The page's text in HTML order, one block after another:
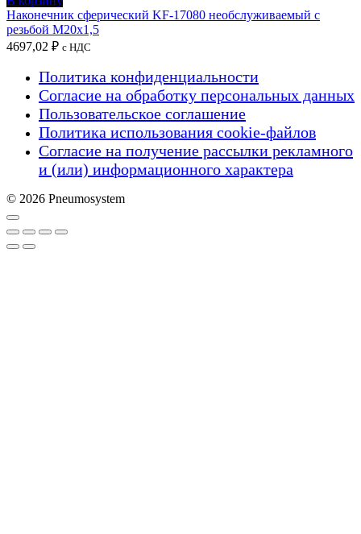
Наконечник сферический KF-17080 необслуживаемый с
резьбой M20x1,5
4697,02 ₽ с НДС
Политика конфиденциальности
Согласие на обработку персональных данных
Пользовательское соглашение
Политика использования cookie-файлов
Согласие на получение рассылки рекламного
и (или) информационного характера
© 2026 Pneumosystem